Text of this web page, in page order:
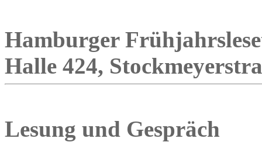
Hamburger
Halle 424,
Lesung und Gespräch